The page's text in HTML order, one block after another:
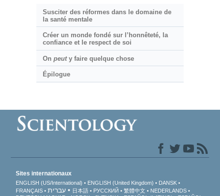
Susciter des réformes dans le domaine de
la santé mentale
Créer un monde fondé sur l’honnêteté, la
confiance et le respect de soi
On peuty faire quelque chose
Épilogue
Sites internationaux
ENGLISH (US/International) ENGLISH (United Kingdom)
DANSK
FRANÇAIS
עברית 日本語 РУССКИЙ 繁體中文
NEDERLANDS